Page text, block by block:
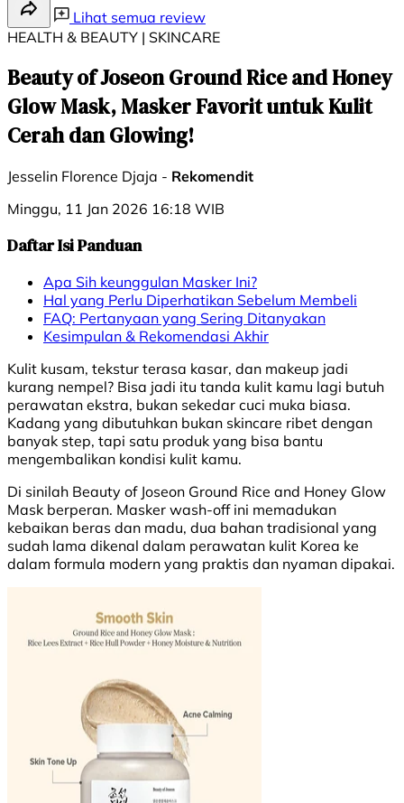
Lihat semua review
HEALTH & BEAUTY | SKINCARE
Beauty of Joseon Ground Rice and Honey
Glow Mask, Masker Favorit untuk Kulit
Cerah dan Glowing!
Jesselin Florence Djaja - Rekomendit
Minggu, 11 Jan 2026 16:18 WIB
Daftar Isi Panduan
Apa Sih keunggulan Masker Ini?
Hal yang Perlu Diperhatikan Sebelum Membeli
FAQ: Pertanyaan yang Sering Ditanyakan
Kesimpulan & Rekomendasi Akhir
Kulit kusam, tekstur terasa kasar, dan makeup jadi
kurang nempel? Bisa jadi itu tanda kulit kamu lagi butuh
perawatan ekstra, bukan sekedar cuci muka biasa.
Kadang yang dibutuhkan bukan skincare ribet dengan
banyak step, tapi satu produk yang bisa bantu
mengembalikan kondisi kulit kamu.
Di sinilah Beauty of Joseon Ground Rice and Honey Glow
Mask berperan. Masker wash-off ini memadukan
kebaikan beras dan madu, dua bahan tradisional yang
sudah lama dikenal dalam perawatan kulit Korea ke
dalam formula modern yang praktis dan nyaman dipakai.